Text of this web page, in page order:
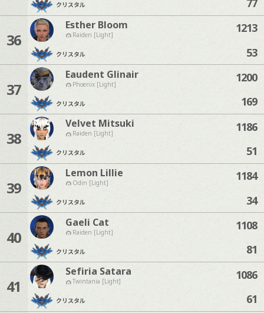
クリスタル 77
36
Esther Bloom
Raiden [Light]
クリスタル
1213
53
37
Eaudent Glinair
Phoenix [Light]
クリスタル
1200
169
38
Velvet Mitsuki
Raiden [Light]
クリスタル
1186
51
39
Lemon Lillie
Odin [Light]
クリスタル
1184
34
40
Gaeli Cat
Raiden [Light]
クリスタル
1108
81
41
Sefiria Satara
Twintania [Light]
クリスタル
1086
61